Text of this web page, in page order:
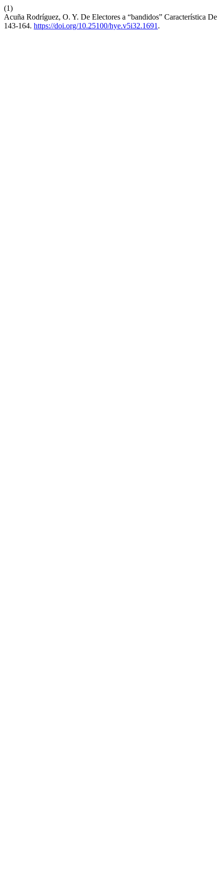
(1)
Acuña Rodríguez, O. Y. De Electores a “bandidos” Característica
143-164. https://doi.org/10.25100/hye.v5i32.1691 .